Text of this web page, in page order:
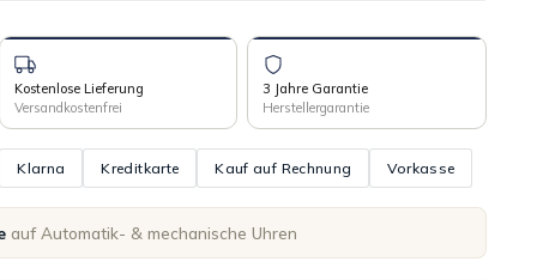
Kostenlose Lieferung
Versandkostenfrei
3 Jahre Garantie
Herstellergarantie
Klarna Kreditkarte Kauf auf Rechnung Vorkasse
auf Automatik- & mechanische Uhren